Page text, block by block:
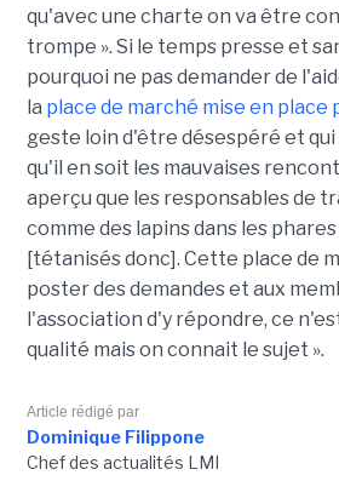
qu'avec une charte on va être
trompe ». Si le temps presse et
pourquoi ne pas demander de
la place de marché mise en place
geste loin d'être désespéré et
qu'il en soit les mauvaises
aperçu que les responsables de
comme des lapins dans les
[tétanisés donc]. Cette place de
poster des demandes et aux
l'association d'y répondre, ce
qualité mais on connait le sujet ».
Article rédigé par
Dominique Filippone
Chef des actualités LMI